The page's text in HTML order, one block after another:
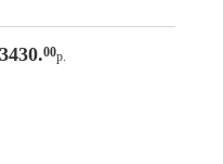
борт усилены фанерой
3430.00р.